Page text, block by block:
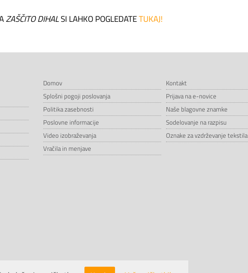
ZAŠČITO DIHALSI LAHKO POGLEDATETUKAJ!
Domov
Kontakt
Splošni pogoji poslovanja
Prijava na e-novice
Politika zasebnosti
Naše blagovne znamke
Poslovne informacije
Sodelovanje na razpisu
Video izobraževanja
Oznake za vzdrževanje tekstila
Vračila in menjave